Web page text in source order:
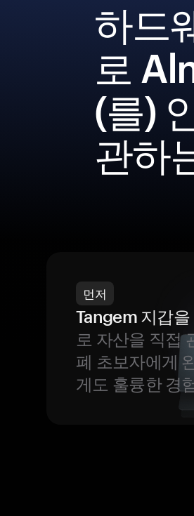
하드
로
(를)
관하
먼저
Tangem 지갑을
로 자산을 직접
폐 초보자에게
게도 훌륭한 경